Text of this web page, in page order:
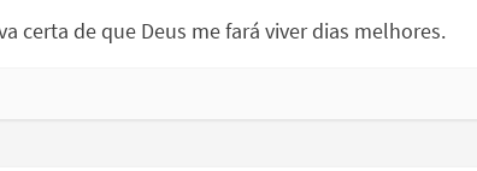
certa de que Deus me fará viver dias melhores.